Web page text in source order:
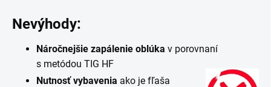
Nevýhody:
Náročnejšie zapálenie oblúka v porovnaní
s metódou TIG HF
Nutnosť vybavenia ako je fľaša